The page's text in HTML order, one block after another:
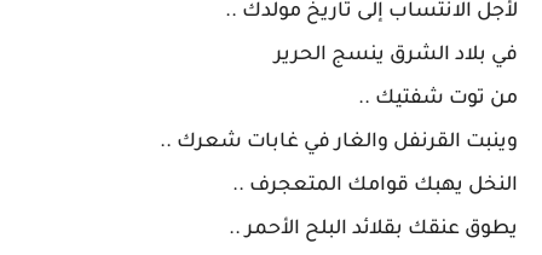
لأجل الانتساب إلى تاريخ مولدك ..
في بلاد الشرق ينسج الحرير
من توت شفتيك ..
وينبت القرنفل والغار في غابات شعرك ..
النخل يهبك قوامك المتعجرف ..
يطوق عنقك بقلائد البلح الأحمر ..